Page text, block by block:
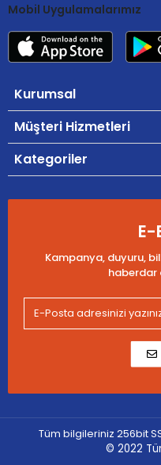
Mobil Uygulamalarımız
Kurumsal
Müşteri Hizmetleri
Kategoriler
E-
Kampanya, duyuru,
haberdar
Tüm bilgileriniz 256bit
© 2022